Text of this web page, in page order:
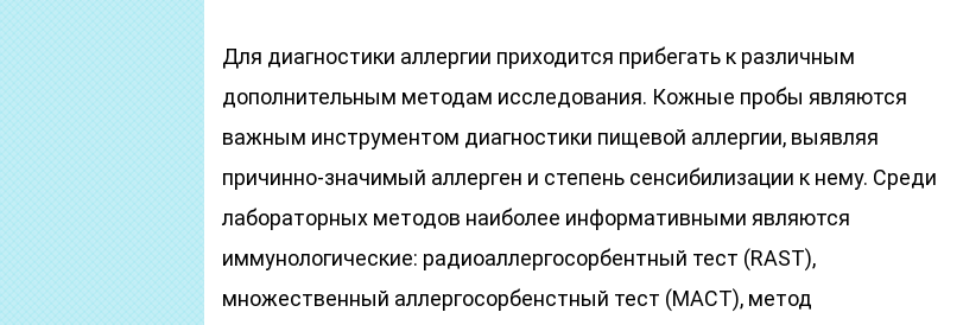
Для диагностики аллергии приходится прибегать к различным
дополнительным методам исследования. Кожные пробы являются
важным инструментом диагностики пищевой аллергии, выявляя
причинно-значимый аллерген и степень сенсибилизации к нему. Среди
лабораторных методов наиболее информативными являются
иммунологические: радиоаллергосорбентный тест (RAST),
множественный аллергосорбенстный тест (МАСТ), метод